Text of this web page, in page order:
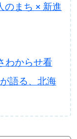
のまち × 新進
わからせ看
語る、北海